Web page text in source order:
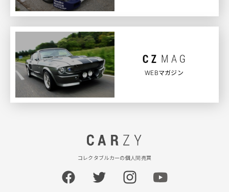
WEBマガジン
コレクタブルカーの個人間売買